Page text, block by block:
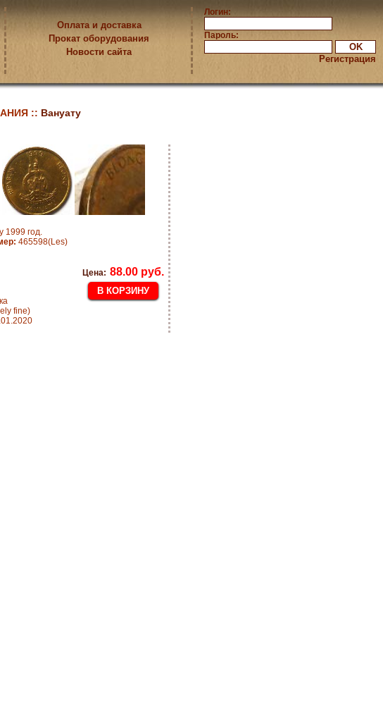
Оплата и доставка
Прокат оборудования
Новости сайта
Логин:
Пароль:
Регистрация
:: Вануату
1999 год.
465598(Les)
fine)
Цена: 88.00 руб.